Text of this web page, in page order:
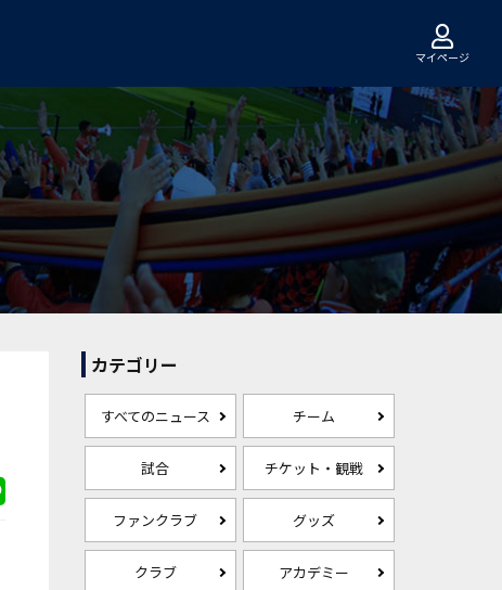
マイページ
カテゴリー
すべてのニュース チーム
試合 チケット・観戦
ファンクラブ グッズ
クラブ アカデミー